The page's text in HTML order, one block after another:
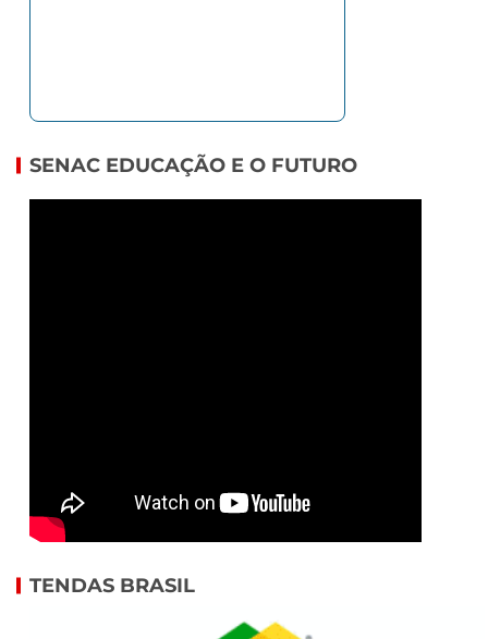
SENAC EDUCAÇÃO E O FUTURO
TENDAS BRASIL